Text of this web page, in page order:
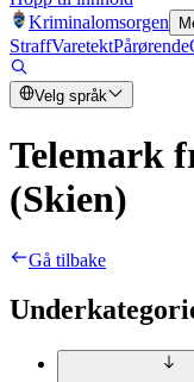
Kriminalomsorgen
StraffVaretektPårørende
Velg språk
Telemark
(Skien)
Gå tilbake